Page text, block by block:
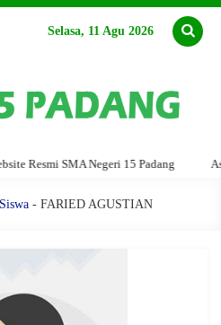
Selasa, 11 Agu 2026
SMA Negeri 15 Padang
Siswa- FARIED AGUSTIAN